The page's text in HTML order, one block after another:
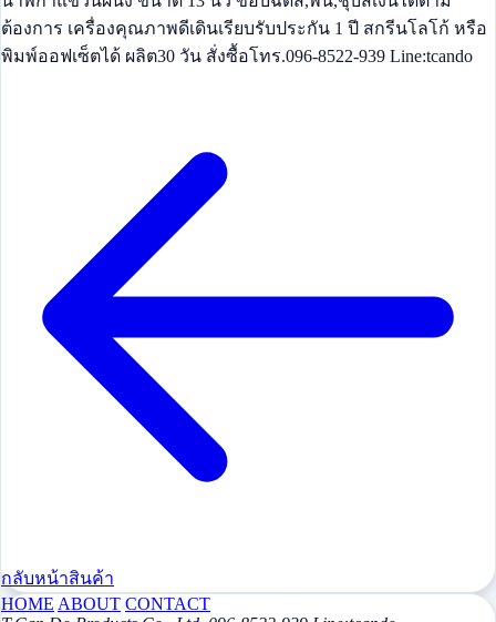
ต้องการ เครื่องคุณภาพดีเดินเรียบรับประกัน 1 ปี สกรีนโลโก้ หรือ
พิมพ์ออฟเซ็ตได้ ผลิต30 วัน สั่งซื้อโทร.096-8522-939 Line:tcando
กลับหน้าสินค้า
HOME ABOUT CONTACT